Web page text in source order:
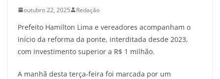
outubro 22, 2025 Redação
Prefeito Hamilton Lima e vereadores acompanham o
início da reforma da ponte, interditada desde 2023,
com investimento superior a R$ 1 milhão.
A manhã desta terça-feira foi marcada por um